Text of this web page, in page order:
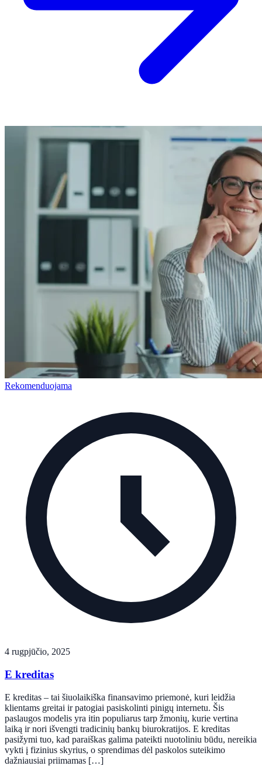
Rekomenduojama
4 rugpjūčio, 2025
E kreditas
E kreditas – tai šiuolaikiška finansavimo priemonė, kuri leidžia
klientams greitai ir patogiai pasiskolinti pinigų internetu. Šis
paslaugos modelis yra itin populiarus tarp žmonių, kurie vertina
laiką ir nori išvengti tradicinių bankų biurokratijos. E kreditas
pasižymi tuo, kad paraiškas galima pateikti nuotoliniu būdu, nereikia
vykti į fizinius skyrius, o sprendimas dėl paskolos suteikimo
dažniausiai priimamas […]